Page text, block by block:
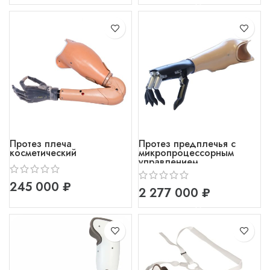
Протез плеча
косметический
₽
Протез предплечья с
микропроцессорным
управлением
₽